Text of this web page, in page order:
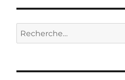
Recherche
pour :